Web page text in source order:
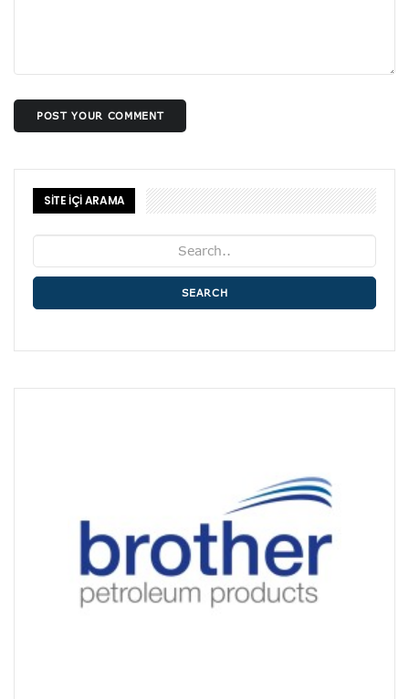
POST YOUR COMMENT
SİTE İÇİ ARAMA
SEARCH